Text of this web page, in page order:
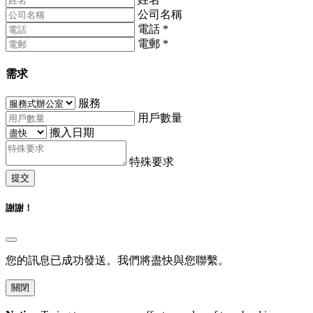
公司名稱
電話 *
電郵 *
需求
服務
用戶數量
搬入日期
特殊要求
提交
謝謝！
您的訊息已成功發送。我們將盡快與您聯繫。
關閉